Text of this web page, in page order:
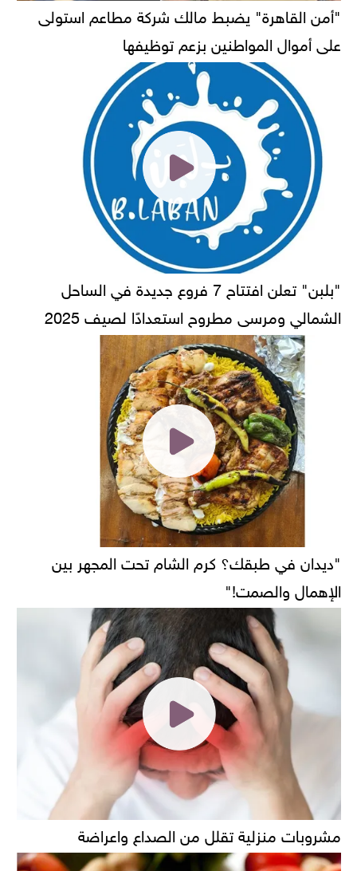
"أمن القاهرة" يضبط مالك شركة مطاعم استولى
على أموال المواطنين بزعم توظيفها
"بلبن" تعلن افتتاح 7 فروع جديدة في الساحل
الشمالي ومرسى مطروح استعدادًا لصيف 2025
"ديدان في طبقك؟ كرم الشام تحت المجهر بين
الإهمال والصمت!"
مشروبات منزلية تقلل من الصداع واعراضة